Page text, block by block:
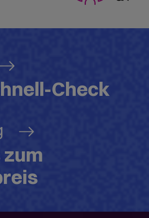
Check
zum